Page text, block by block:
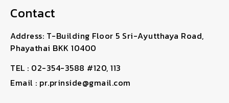
Contact
Address: T-Building Floor 5 Sri-Ayutthaya Road,
Phayathai BKK 10400
TEL : 02-354-3588 #120, 113
Email : pr.prinside@gmail.com